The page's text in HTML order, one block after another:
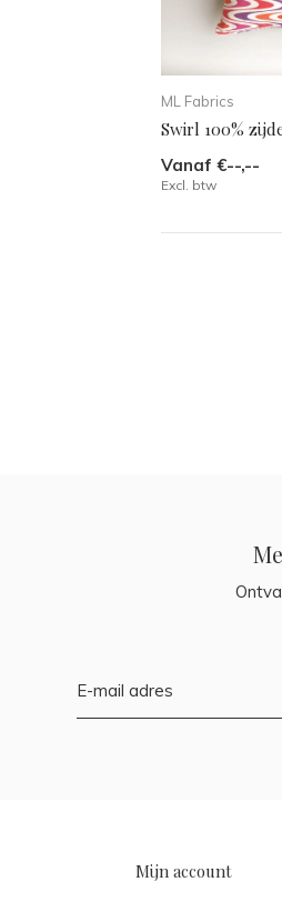
ML Fabrics
Swirl 100%
Vanaf €--,--
Excl. btw
Mijn account